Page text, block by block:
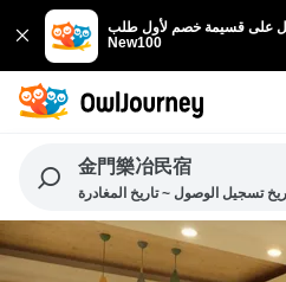
على قسيمة خصم لأول طلب:
New100
金門樂冶民宿
تسجيل الوصول ~ تاريخ المغادرة